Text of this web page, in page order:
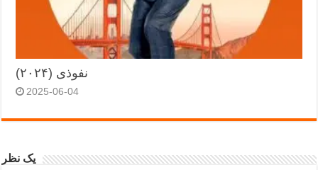
نفوذی (۲۰۲۴)
2025-06-04
یک نظر